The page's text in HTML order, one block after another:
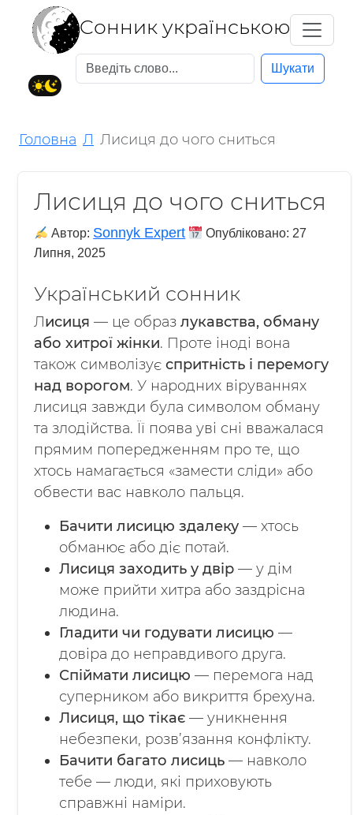
Cонник українською
Шукати
Головна Л Лисиця до чого сниться
Лисиця до чого сниться
Автор: Sonnyk Expert Опубліковано: 27
Липня, 2025
Український сонник
Лисиця — це образ лукавства, обману
або хитрої жінки. Проте іноді вона
також символізує спритність і перемогу
над ворогом. У народних віруваннях
лисиця завжди була символом обману
та злодійства. Її поява уві сні вважалася
прямим попередженням про те, що
хтось намагається «замести сліди» або
обвести вас навколо пальця.
Бачити лисицю здалеку — хтось
обманює або діє потай.
Лисиця заходить у двір — у дім
може прийти хитра або заздрісна
людина.
Гладити чи годувати лисицю —
довіра до неправдивого друга.
Спіймати лисицю — перемога над
суперником або викриття брехуна.
Лисиця, що тікає — уникнення
небезпеки, розв’язання конфлікту.
Бачити багато лисиць — навколо
тебе — люди, які приховують
справжні наміри.